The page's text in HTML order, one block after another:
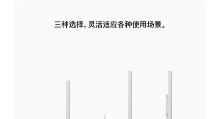
三种选择，灵活适应各种使用场景。